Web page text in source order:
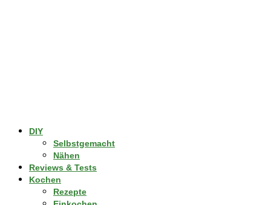
DIY
Selbstgemacht
Nähen
Reviews & Tests
Kochen
Rezepte